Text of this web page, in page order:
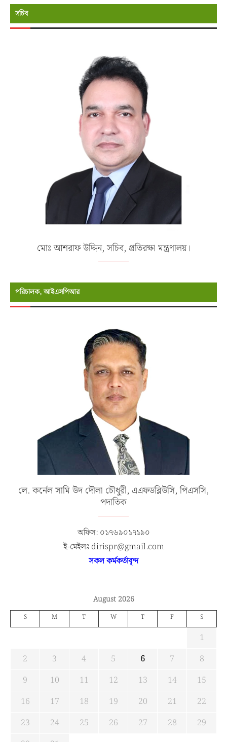
সচিব
মোঃ আশরাফ উদ্দিন, সচিব, প্রতিরক্ষা মন্ত্রণালয়।
পরিচালক, আইএসপিআর
লে. কর্নেল সামি উদ দৌলা চৌধুরী, এএফডব্লিউসি, পিএসসি,
পদাতিক
অফিস: ০১৭৬৯০১৭১৯০
ই-মেইলঃ dirispr@gmail.com
সকল কর্মকর্তাবৃন্দ
August 2026
S M T W T F S
1
2
3 4 5 6 7
8
9
10 11 12 13 14
15
16
17 18 19 20 21
22
23
24 25 26 27 28
29